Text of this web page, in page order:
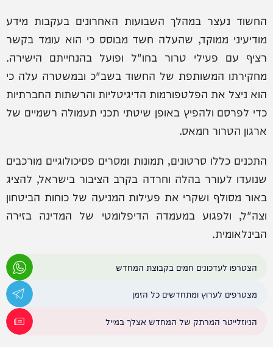
החשוד נעצר במהלך השבועות האחרונים בעקבות מידע
מודיעיני ממוקד, שהעלה חשד מבוסס כי הוא עומד בקשר
רציף עם פעילי טרור בחו"ל ופועל בהנחייתם הישירה.
מחקירתו המשותפת של החשוד בשב"כ ובמשטרה עלה כי
הוא ניצל את הפלטפורמות הדיגיטליות והרשתות החברתיות
כדי לפרסם ולהפיץ באופן שיטתי תכני תעמולה רשמיים של
ארגון הטרור חמאס.
התכנים כללו סרטונים, תמונות ומסרים פסיכולוגיים מורכבים
שנועדו לעורר בהלה וחרדה בקרב הציבור בישראל, להציג
באור מסולף ושקרי את פעילות המניעה של כוחות הביטחון
וצה"ל, ולפגוע במעמדה הדיפלומטי של המדינה בזירה
הבינלאומית.
הצטרפו לעדכונים חמים בקבוצת המחדש
מצטרפים לערוץ ומתחדשים כל הזמן
הניוזלייטר המרתק של המחדש אצלך במייל